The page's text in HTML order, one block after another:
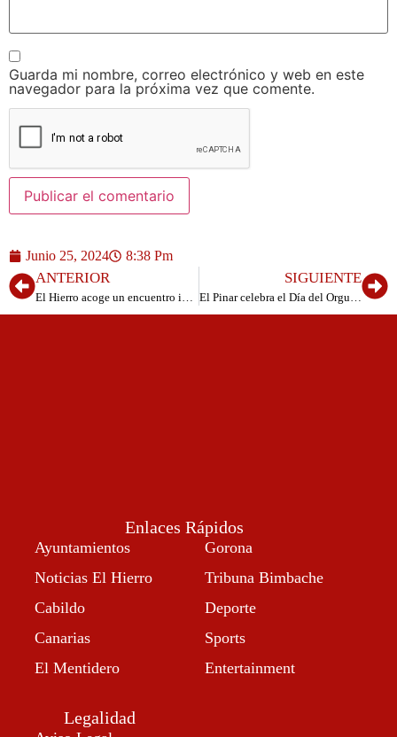
Guarda mi nombre, correo electrónico y web en este
navegador para la próxima vez que comente.
Junio 25, 2024 8:38 Pm
ANTERIOR SIGUIENTE
Enlaces Rápidos
Ayuntamientos
Noticias El Hierro
Cabildo
Canarias
El Mentidero
Gorona
Tribuna Bimbache
Deporte
Sports
Entertainment
Legalidad